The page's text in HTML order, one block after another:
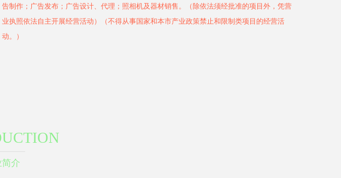
告制作；广告发布；广告设计、代理；照相机及器材销售。（除依法须经批准的项目外，凭营
业执照依法自主开展经营活动）（不得从事国家和本市产业政策禁止和限制类项目的经营活
动。）
介